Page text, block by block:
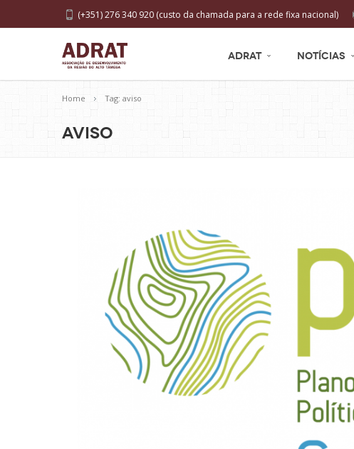
(+351) 276 340 920 (custo da chamada para a rede fixa nacional)
ADRAT NOTÍCIAS
Home Tag: aviso
aviso